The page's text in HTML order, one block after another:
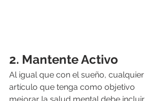
2. Mantente Activo
Al igual que con el sueño, cualquier
artículo que tenga como objetivo